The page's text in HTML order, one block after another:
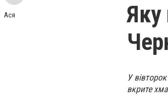
Ася
Яку
У
вкрите